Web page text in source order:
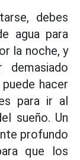
debes
agua para
la noche, y
hacer
para ir al
sueño. Un
profundo
que los